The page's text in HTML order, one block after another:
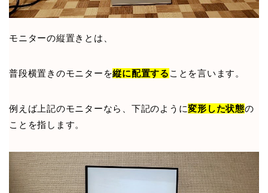
モニターの縦置きとは、
普段横置きのモニターを縦に配置する ことを言います。
例えば上記のモニターなら、下記のように変形した状態の
ことを指します。